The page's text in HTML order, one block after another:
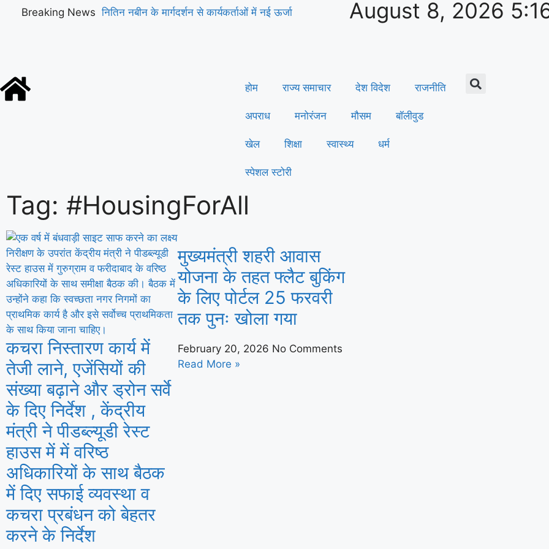
Breaking News नितिन नबीन के मार्गदर्शन से कार्यकर्ताओं में नई ऊर्जा
कांवड़ यात्रा को लेकर गुरुग्राम पुलिस पूरी तरह मुस्तैद
August 8, 2026
होम राज्य समाचार देश विदेश राजनीति
अपराध मनोरंजन मौसम बॉलीवुड
खेल शिक्षा स्वास्थ्य धर्म
स्पेशल स्टोरी
Tag: #HousingForAll
कचरा निस्तारण कार्य में
तेजी लाने, एजेंसियों की
संख्या बढ़ाने और ड्रोन सर्वे
के दिए निर्देश , केंद्रीय
मंत्री ने पीडब्ल्यूडी रेस्ट
हाउस में में वरिष्ठ
अधिकारियों के साथ बैठक
में दिए सफाई व्यवस्था व
कचरा प्रबंधन को बेहतर
करने के निर्देश
मुख्यमंत्री शहरी आवास
योजना के तहत फ्लैट बुकिंग
के लिए पोर्टल 25 फरवरी
तक पुनः खोला गया
February 20, 2026 No Comments
Read More »